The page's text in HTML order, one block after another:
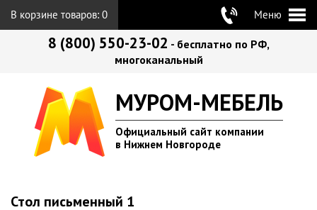
В корзине товаров: 0 Меню
8 (800) 550-23-02 - бесплатно по РФ,
многоканальный
МУРОМ-МЕБЕЛЬ
Официальный сайт компании
в Нижнем Новгороде
Стол письменный 1